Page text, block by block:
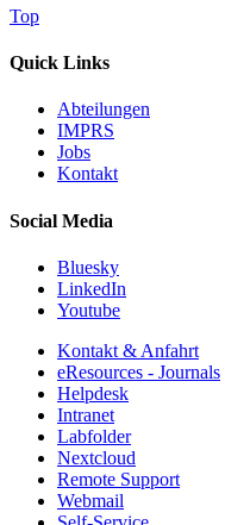
Top
Quick Links
Abteilungen
IMPRS
Jobs
Kontakt
Social Media
Bluesky
LinkedIn
Youtube
Kontakt & Anfahrt
eResources - Journals
Helpdesk
Intranet
Labfolder
Nextcloud
Remote Support
Webmail